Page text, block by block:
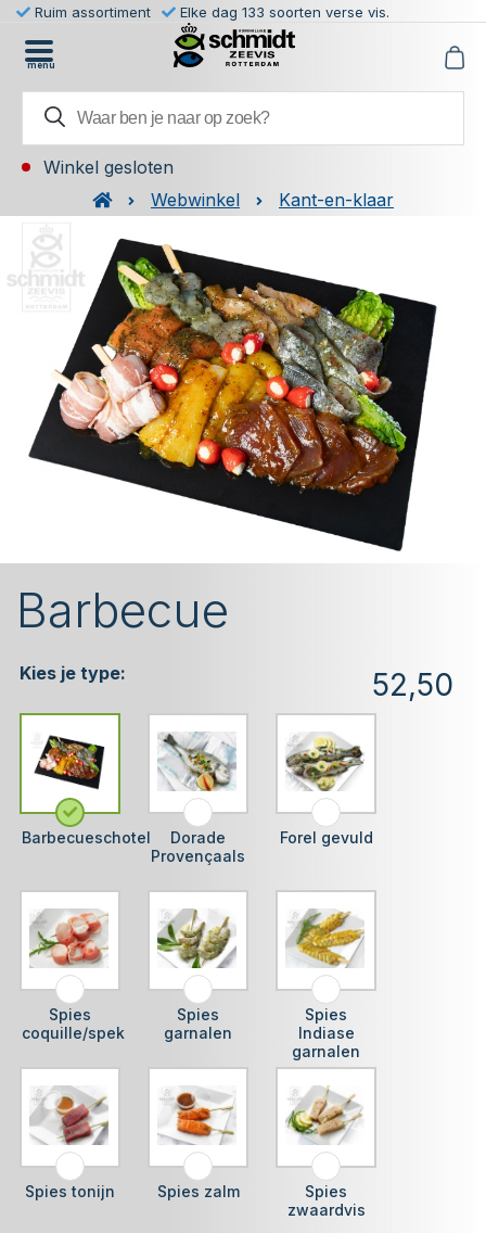
Ruim assortiment Elke dag 133 soorten verse vis.
menu
Winkel gesloten
Webwinkel
Kant-en-klaar
Barbecue
52,50
Kies je type:
Barbecueschotel
Dorade
Provençaals
Forel gevuld
Spies
coquille/spek
Spies
garnalen
Spies
Indiase
garnalen
Spies tonijn Spies zalm
Spies
zwaardvis